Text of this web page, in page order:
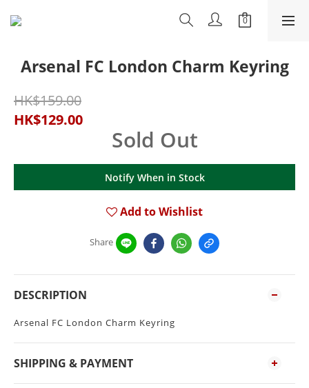
Arsenal FC London Charm Keyring
HK$159.00
HK$129.00
Sold Out
Notify When in Stock
Add to Wishlist
Share
DESCRIPTION
Arsenal FC London Charm Keyring
SHIPPING & PAYMENT